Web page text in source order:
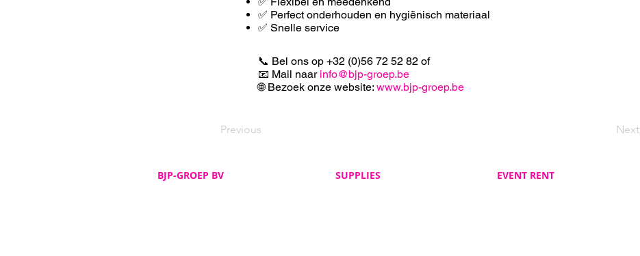
✅ Perfect onderhouden en hygiënisch materiaal
✅ Snelle service
📞 Bel ons op +32 (0)56 72 52 82 of
📧 Mail naar info@bjp-groep.be
🌐 Bezoek onze website: www.bjp-groep.be
Previous Next
BJP-GROEP BV SUPPLIES EVENT RENT